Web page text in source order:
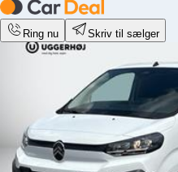
Ring nu Skriv til sælger